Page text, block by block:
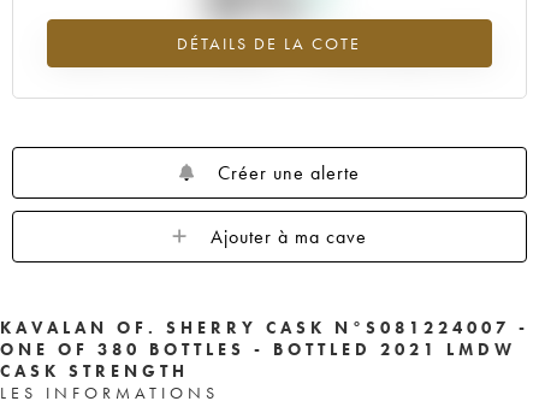
DÉTAILS DE LA COTE
Tendance à la hausse du millésime ---- en 2026 par rapport à 2025
Créer une alerte
Ajouter à ma cave
KAVALAN OF. SHERRY CASK N°S081224007 -
ONE OF 380 BOTTLES - BOTTLED 2021 LMDW
CASK STRENGTH
LES INFORMATIONS